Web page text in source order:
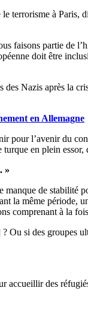
terrorisme à
faisons partie
doit être
Nazis après la
en Allemagne
pour l’avenir du
en plein
»
de
la même période,
comprenant à la
si des groupes
des